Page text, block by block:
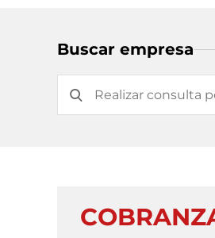
Buscar empresa